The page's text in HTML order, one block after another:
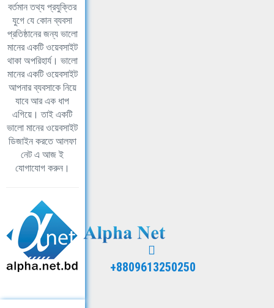
বর্তমান তথ্য প্রযুক্তির
যুগে যে কোন ব্যবসা
প্রতিষ্ঠানের জন্য ভালো
মানের একটি ওয়েবসাইট
থাকা অপরিহার্য। ভালো
মানের একটি ওয়েবসাইট
আপনার ব্যবসাকে নিয়ে
যাবে আর এক ধাপ
এগিয়ে। তাই একটি
ভালো মানের ওয়েবসাইট
ডিজাইন করতে আলফা
নেট এ আজ ই
যোগাযোগ করুন।
+8809613250250